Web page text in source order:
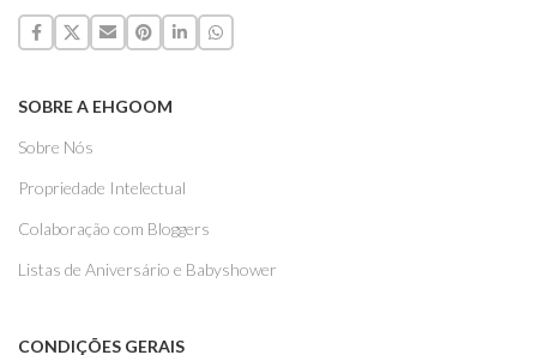
SOBRE A EHGOOM
Sobre Nós
Propriedade Intelectual
Colaboração com Bloggers
Listas de Aniversário e Babyshower
CONDIÇÕES GERAIS